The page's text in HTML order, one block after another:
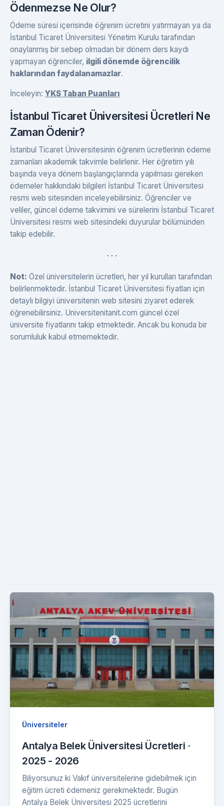
Ödenmezse Ne Olur?
Ödeme süresi içerisinde öğrenim ücretini yatırmayan ya da
İstanbul Ticaret Üniversitesi Yönetim Kurulu tarafından
onaylanmış bir sebep olmadan bir dönem ders kaydı
yapmayan öğrenciler, ilgili dönemde öğrencilik
haklarından faydalanamazlar.
İnceleyin: YKS Taban Puanları
İstanbul Ticaret Üniversitesi Ücretleri Ne
Zaman Ödenir?
İstanbul Ticaret Üniversitesinin öğrenim ücretlerinin ödeme
zamanları akademik takvimle belirlenir. Her öğretim yılı
başında veya dönem başlangıçlarında yapılması gereken
ödemeler hakkındaki bilgileri İstanbul Ticaret Üniversitesi
resmi web sitesinden inceleyebilirsiniz. Öğrenciler ve
veliler, güncel ödeme takvimini ve sürelerini İstanbul Ticaret
Üniversitesi resmi web sitesindeki duyurular bölümünden
takip edebilir.
. . .
Not: Özel üniversitelerin ücretleri, her yıl kurulları tarafından
belirlenmektedir. İstanbul Ticaret Üniversitesi fiyatları için
detaylı bilgiyi üniversitenin web sitesini ziyaret ederek
öğrenebilirsiniz. Universitenitanit.com güncel özel
üniversite fiyatlarını takip etmektedir. Ancak bu konuda bir
sorumluluk kabul etmemektedir.
Üniversiteler
Antalya Belek Üniversitesi Ücretleri ·
2025 - 2026
Biliyorsunuz ki Vakıf üniversitelerine gidebilmek için
eğitim ücreti ödemeniz gerekmektedir. Bugün
Antalya Belek Üniversitesi 2025 ücretlerini